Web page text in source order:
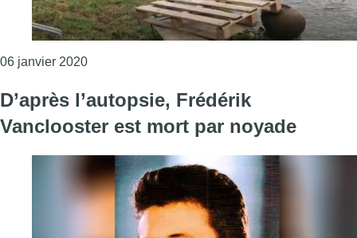
06 janvier 2020Consulter l'article "Vilvorde veut mieux
D’après l’autopsie, Frédérik
Vanclooster est mort par noyade